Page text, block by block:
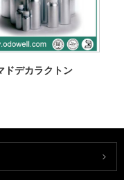
ドデカラクトン